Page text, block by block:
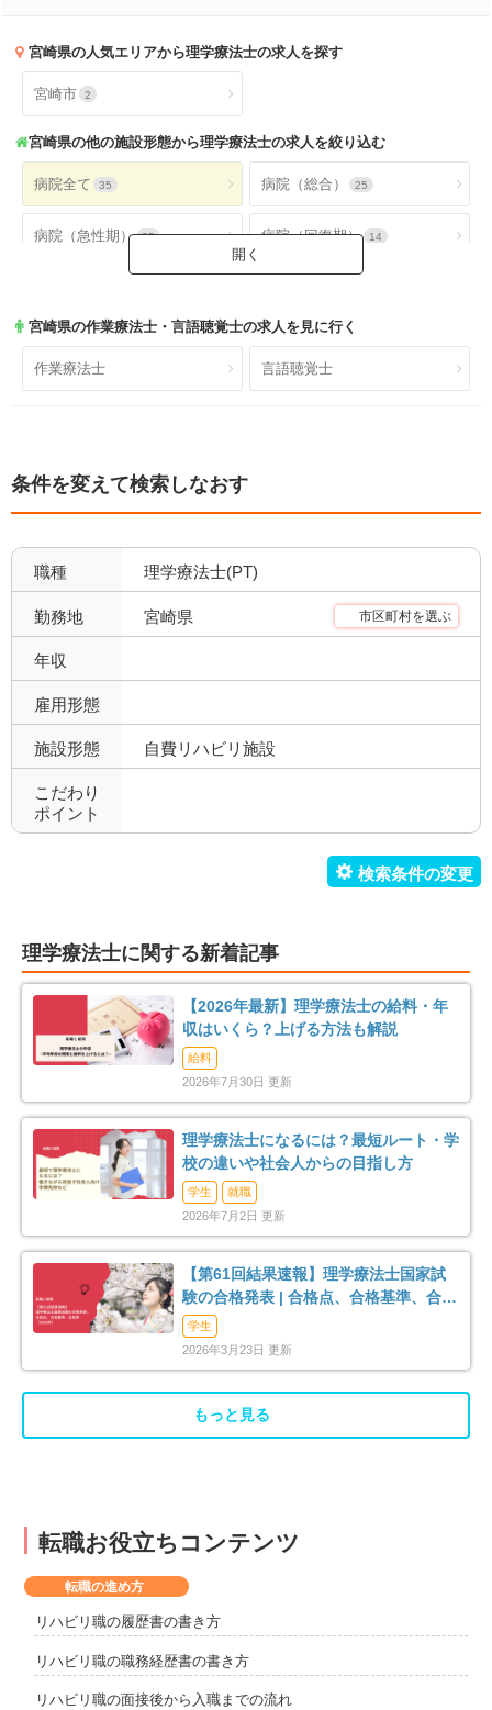
宮崎県の人気エリアから理学療法士の求人を探す
宮崎市 2
宮崎県の他の施設形態から理学療法士の求人を絞り込む
病院全て 35 病院（総合） 25
病院（急性期） 25 病院（回復期） 14
病院（外来） 病院（精神科）
病院(地域包括ケア) 4 クリニック全て 15
クリニック(精神科) 0
デイケア(精神科) 0 デイケア 18
デイサービス 訪問看護・リハ
サービス付き高齢者向け住
ショートステイ 2 小規模多機能 0
小児療育
放課後等デイサービス 30
宮崎県の作業療法士・言語聴覚士の求人を見に行く
作業療法士 言語聴覚士
条件を変えて検索しなおす
職種 理学療法士(PT)
勤務地 宮崎県 市区町村を選ぶ
年収
雇用形態
施設形態 自費リハビリ施設
こだわり
ポイント
理学療法士に関する新着記事
【2026年最新】理学療法士の給料・年
収はいくら？上げる方法も解説
給料
2026年7月30日 更新
理学療法士になるには？最短ルート・学
校の違いや社会人からの目指し方
学生
就職
2026年7月2日 更新
【第61回結果速報】理学療法士国家試
験の合格発表 | 合格点、合格基準、合格
率（2026年）
学生
2026年3月23日 更新
もっと見る
転職お役立ちコンテンツ
転職の進め方
リハビリ職の履歴書の書き方
リハビリ職の職務経歴書の書き方
リハビリ職の面接後から入職までの流れ